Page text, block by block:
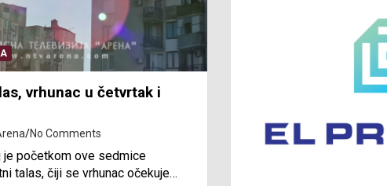
vrhunac u četvrtak i
No Comments
je početkom ove sedmice
talas, čiji se vrhunac očekuje…